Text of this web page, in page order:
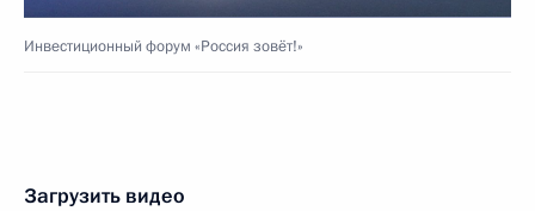
Инвестиционный форум «Россия зовёт!»
Загрузить видео